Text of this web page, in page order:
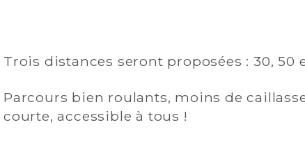
Trois distances seront proposées : 30, 50
Parcours bien roulants, moins de
courte, accessible à tous !